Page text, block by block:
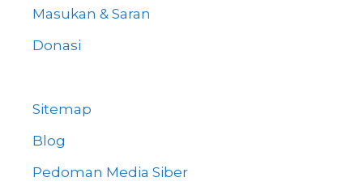
Masukan & Saran
Donasi
Sitemap
Blog
Pedoman Media Siber